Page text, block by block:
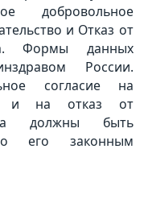
добровольное
и Отказ от
Формы данных
России.
согласие на
и на отказ от
должны быть
его законным